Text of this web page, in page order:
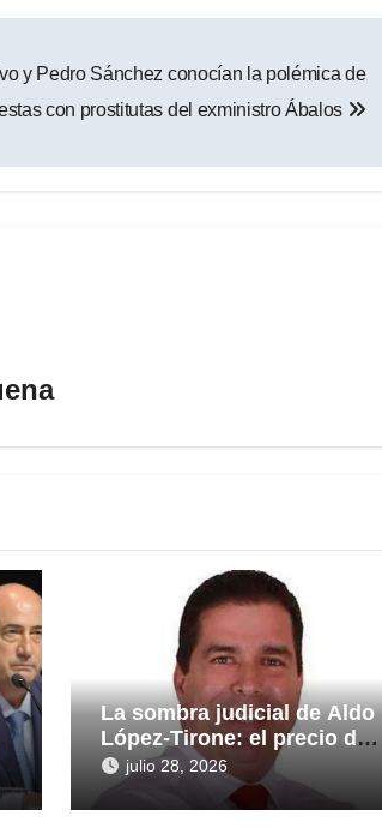
y Pedro Sánchez conocían la polémica de
con prostitutas del exministro Ábalos
La sombra judicial de Aldo
López-Tirone: el precio de
convertir la comunicación
en arma
julio 28, 2026